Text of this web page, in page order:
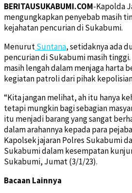
BERITAUSUKABUMI.COM-Kapolda
mengungkapkan penyebab masih
kejahatan pencurian di Sukabumi.
MenurutSuntana, setidaknya ada
pencurian di Sukabumi masih
masih lengah dalam menjaga harta
kegiatan patroli dari pihak
“Kita jangan melihat, ah itu hanya
tetapi mungkin bagi sebagian
itu menjadi barang yang sangat
dalam arahannya kepada para
Kapolsek jajaran Polres Sukabumi
Sukabumi dalam kesempatan
Sukabumi, Jumat (3/1/23).
Bacaan Lainnya